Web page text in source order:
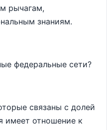
рычагам,
знаниям.
федеральные сети?
связаны с долей
имеет отношение к